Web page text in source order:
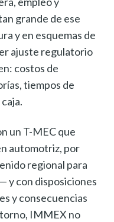
grande de ese
y en esquemas de
ajuste regulatorio
costos de
tiempos de
un T-MEC que
automotriz, por
regional para
y con disposiciones
y consecuencias
IMMEX no